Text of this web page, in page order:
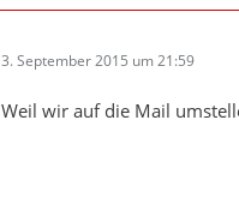
3. September 2015 um 21:59
Weil wir auf die Mail